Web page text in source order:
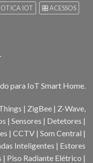
IOT
🎛️ ACESSOS
para IoT Smart Home.
| ZigBee | Z-Wave,
| Sensores | Detetores |
| CCTV | Som Central |
Inteligentes | Estores
Piso Radiante Elétrico |